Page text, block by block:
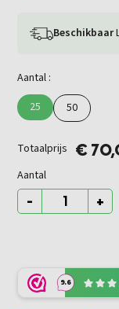
Beschikbaar
Aantal :
25
50
Totaalprijs €
Aantal
- +
9.6